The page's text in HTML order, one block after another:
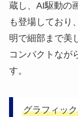
蔵し、AI駆動の
も登場しており
明で細部まで美
コンパクトなが
す。
グラフィッ